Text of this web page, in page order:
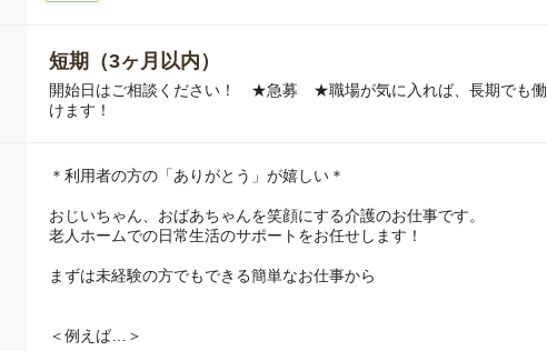
短期（3ヶ月以内）
開始日はご相談ください！ ★急募 ★職場が気に入れば、長期でも働
けます！
＊利用者の方の「ありがとう」が嬉しい＊
おじいちゃん、おばあちゃんを笑顔にする介護のお仕事です。
老人ホームでの日常生活のサポートをお任せします！
まずは未経験の方でもできる簡単なお仕事から
＜例えば…＞